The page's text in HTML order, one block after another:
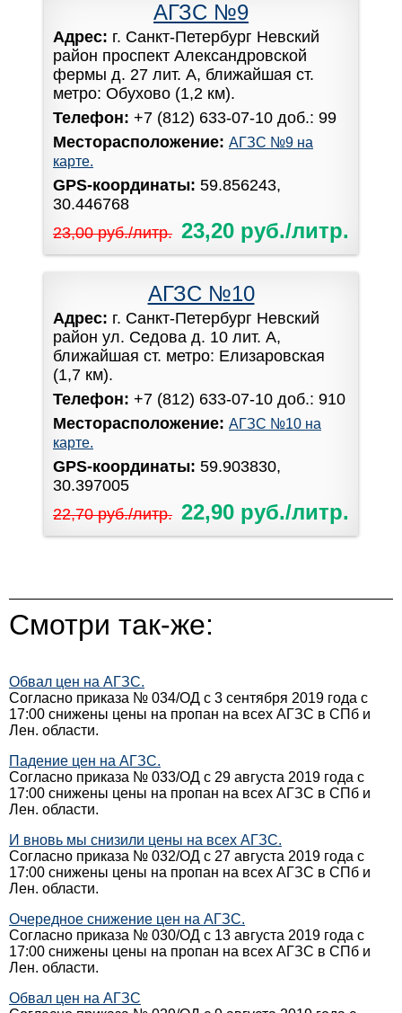
АГЗС №9
Адрес: г. Санкт-Петербург Невский
район проспект Александровской
фермы д. 27 лит. А, ближайшая ст.
метро: Обухово (1,2 км).
Телефон: +7 (812) 633-07-10 доб.: 99
Месторасположение: АГЗС №9 на
карте.
GPS-координаты: 59.856243,
30.446768
23,00 руб./литр. 23,20 руб./литр.
АГЗС №10
Адрес: г. Санкт-Петербург Невский
район ул. Седова д. 10 лит. А,
ближайшая ст. метро: Елизаровская
(1,7 км).
Телефон: +7 (812) 633-07-10 доб.: 910
Месторасположение: АГЗС №10 на
карте.
GPS-координаты: 59.903830,
30.397005
22,70 руб./литр. 22,90 руб./литр.
Смотри так-же:
Обвал цен на АГЗС.
Согласно приказа № 034/ОД с 3 сентября 2019 года с
17:00 снижены цены на пропан на всех АГЗС в СПб и
Лен. области.
Падение цен на АГЗС.
Согласно приказа № 033/ОД с 29 августа 2019 года с
17:00 снижены цены на пропан на всех АГЗС в СПб и
Лен. области.
И вновь мы снизили цены на всех АГЗС.
Согласно приказа № 032/ОД с 27 августа 2019 года с
17:00 снижены цены на пропан на всех АГЗС в СПб и
Лен. области.
Очередное снижение цен на АГЗС.
Согласно приказа № 030/ОД с 13 августа 2019 года с
17:00 снижены цены на пропан на всех АГЗС в СПб и
Лен. области.
Обвал цен на АГЗС